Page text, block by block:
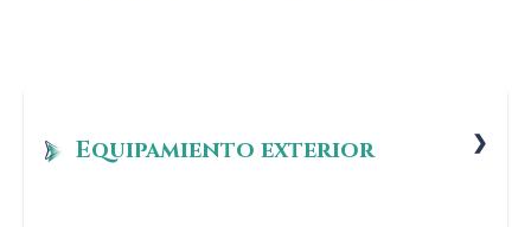
Equipamiento exterior